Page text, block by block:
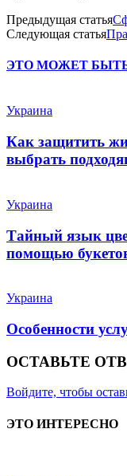
Предыдущая статья
Следующая статья
ЭТО МОЖЕТ
Украина
Как защитить
выбрать
Украина
Тайный язык
помощью
Украина
Особенности
ОСТАВЬТЕ
Войдите, чтобы
ЭТО ИНТЕРЕСНО